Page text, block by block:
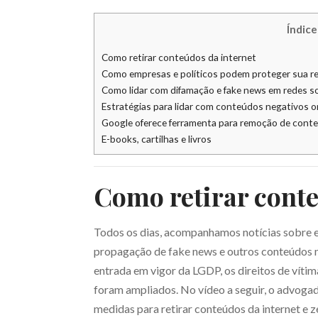
Índice
Como retirar conteúdos da internet
Como empresas e políticos podem proteger sua
Como lidar com difamação e fake news em redes
Estratégias para lidar com conteúdos negativos
Google oferece ferramenta para remoção de
E-books, cartilhas e livros
Como retirar
Todos os dias, acompanhamos notícias
propagação de fake news e outros conteúdos
entrada em vigor da LGDP, os direitos de
foram ampliados. No vídeo a seguir, o
medidas para retirar conteúdos da internet e